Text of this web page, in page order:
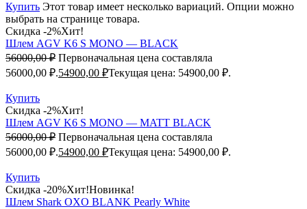
Купить Этот товар имеет несколько вариаций. Опции можно
выбрать на странице товара.
Скидка -2%Хит!
Шлем AGV K6 S MONO — BLACK
56000,00₽ Первоначальная цена составляла
56000,00 ₽.54900,00 ₽Текущая цена: 54900,00 ₽.
Купить
Скидка -2%Хит!
Шлем AGV K6 S MONO — MATT BLACK
56000,00₽ Первоначальная цена составляла
56000,00 ₽.54900,00 ₽Текущая цена: 54900,00 ₽.
Купить
Скидка -20%Хит!Новинка!
Шлем Shark OXO BLANK Pearly White